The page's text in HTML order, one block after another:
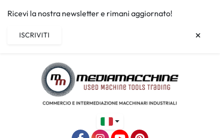
Ricevi la nostra newsletter e rimani aggiornato!
ISCRIVITI